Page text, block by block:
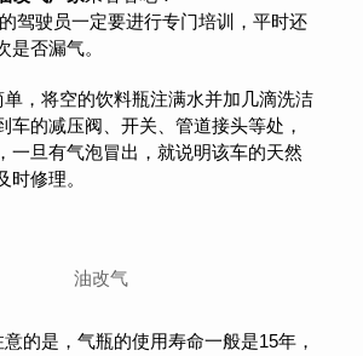
驾驶员一定要进行专门培训，平时还
是否漏气。
，将空的饮料瓶注满水并加几滴洗洁
车的减压阀、开关、管道接头等处，
一旦有气泡冒出，就说明该车的天然
时修理。
的是，气瓶的使用寿命一般是15年，